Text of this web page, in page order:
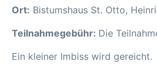
Ort: Bistumshaus St. Otto,
Teilnahmegebühr: Die
Ein kleiner Imbiss wird gereicht.